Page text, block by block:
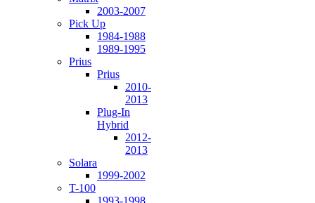
2003-2007
Pick Up
1984-1988
1989-1995
Prius
Prius
2010-
2013
Plug-In
Hybrid
2012-
2013
Solara
1999-2002
T-100
1993-1998